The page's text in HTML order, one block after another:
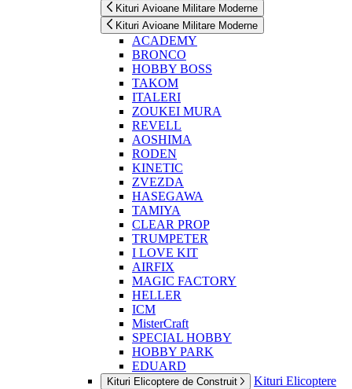
Kituri Avioane Militare Moderne
Kituri Avioane Militare Moderne
ACADEMY
BRONCO
HOBBY BOSS
TAKOM
ITALERI
ZOUKEI MURA
REVELL
AOSHIMA
RODEN
KINETIC
ZVEZDA
HASEGAWA
TAMIYA
CLEAR PROP
TRUMPETER
I LOVE KIT
AIRFIX
MAGIC FACTORY
HELLER
ICM
MisterCraft
SPECIAL HOBBY
HOBBY PARK
EDUARD
Kituri Elicoptere de Construit
Kituri Elicoptere